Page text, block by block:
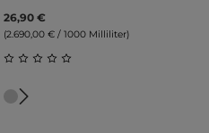
Sternen
26,90 €
(2.690,00 € / 1000 Milliliter)
Durchschnittliche